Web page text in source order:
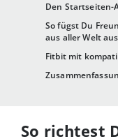
Den Startseiten-
So fügst Du
aus aller Welt aus
Fitbit mit
So richtest